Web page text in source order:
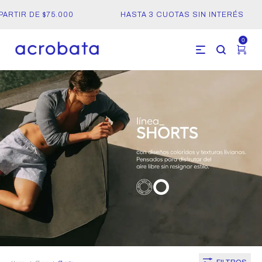
DE $75.000 HASTA 3 CUOTAS SIN INTERÉS
0